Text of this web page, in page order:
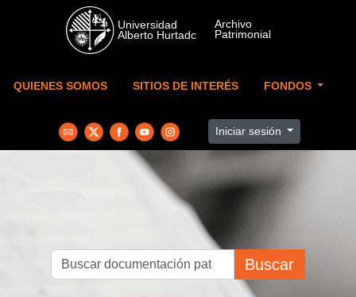
Skip to main content
QUIENES SOMOS SITIOS DE INTERÉS FONDOS
Iniciar sesión
Buscar